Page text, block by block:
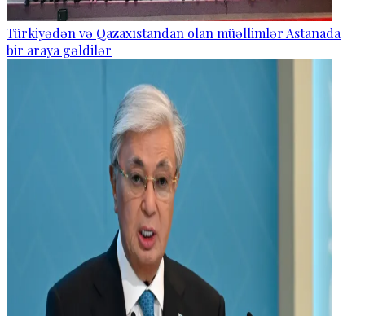
Türkiyədən və Qazaxıstandan olan müəllimlər Astanada
bir araya gəldilər